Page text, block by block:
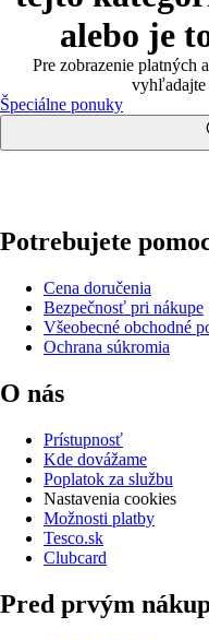
alebo je
Pre zobrazenie platných
vyhľadajte
Špeciálne ponuky
Potrebujete
Cena doručenia
Bezpečnosť pri nákupe
Všeobecné obchodné
Ochrana súkromia
O nás
Prístupnosť
Kde dovážame
Poplatok za službu
Nastavenia cookies
Možnosti platby
Tesco.sk
Clubcard
Pred prvým